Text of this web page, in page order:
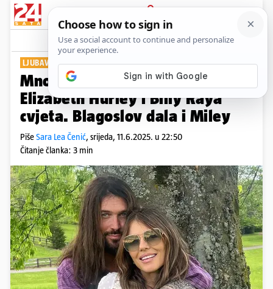
PRIJAVA
Show Komentari
LJUBAVNA PRIČA
Mnogima nespojivi, ali ljubav
Elizabeth Hurley i Billy Raya
cvjeta. Blagoslov dala i Miley
PišeSara Lea Čenić, srijeda, 11.6.2025. u 22:50
Čitanje članka: 3 min